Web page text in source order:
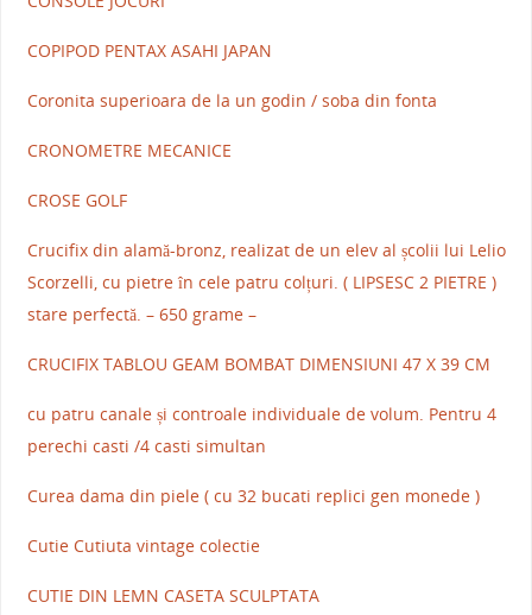
COPIPOD PENTAX ASAHI JAPAN
Coronita superioara de la un godin / soba din fonta
CRONOMETRE MECANICE
CROSE GOLF
Crucifix din alamă-bronz, realizat de un elev al școlii lui Lelio
Scorzelli, cu pietre în cele patru colțuri. ( LIPSESC 2 PIETRE )
stare perfectă. – 650 grame –
CRUCIFIX TABLOU GEAM BOMBAT DIMENSIUNI 47 X 39 CM
cu patru canale și controale individuale de volum. Pentru 4
perechi casti /4 casti simultan
Curea dama din piele ( cu 32 bucati replici gen monede )
Cutie Cutiuta vintage colectie
CUTIE DIN LEMN CASETA SCULPTATA